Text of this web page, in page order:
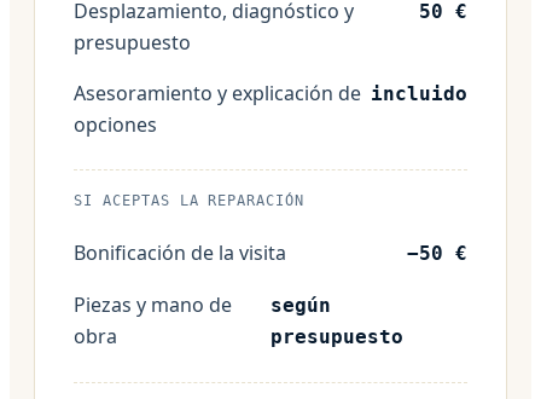
Desplazamiento, diagnóstico y
presupuesto
50 €
Asesoramiento y explicación de
opciones
incluido
SI ACEPTAS LA REPARACIÓN
Bonificación de la visita −50 €
Piezas y mano de
obra
según
presupuesto